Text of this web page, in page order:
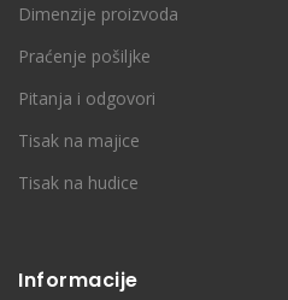
Dimenzije proizvoda
Praćenje pošiljke
Pitanja i odgovori
Tisak na majice
Tisak na hudice
Informacije